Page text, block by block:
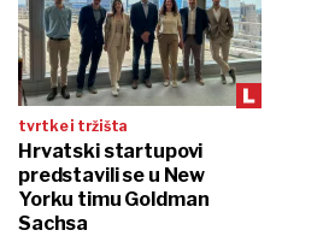
tvrtke i tržišta
Hrvatski startupovi
predstavili se u New
Yorku timu Goldman
Sachsa